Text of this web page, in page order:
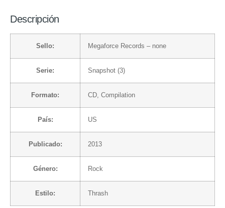
Descripción
Sello: Megaforce Records – none
Serie: Snapshot (3)
Formato: CD, Compilation
País: US
Publicado: 2013
Género: Rock
Estilo: Thrash